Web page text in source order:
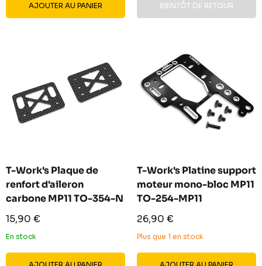
AJOUTER AU PANIER BIENTÔT DE RETOUR
T-Work's Plaque de
renfort d'aileron
carbone MP11 TO-354-N
Prix
réduit
15,90 €
En stock
T-Work's Platine support
moteur mono-bloc MP11
TO-254-MP11
Prix
réduit
26,90 €
Plus que 1 en stock